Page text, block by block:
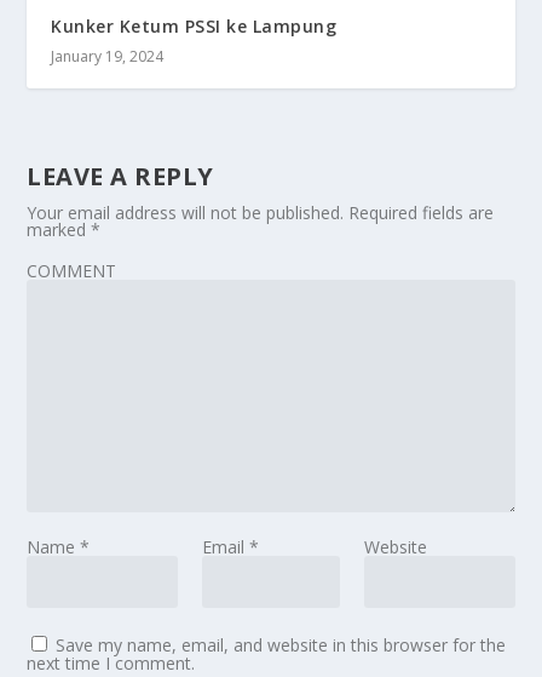
Kunker Ketum PSSI ke Lampung
January 19, 2024
LEAVE A REPLY
Your email address will not be published. Required fields are
marked*
COMMENT
Name* Email * Website
Save my name, email, and website in this browser for the
next time I comment.